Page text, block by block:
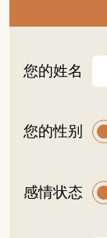
您的姓名
您的性别
感情状态